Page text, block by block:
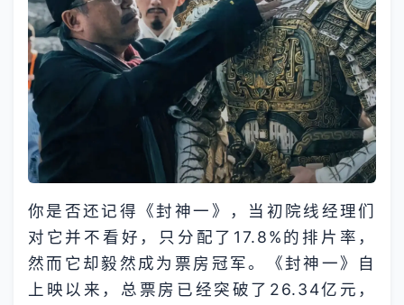
你是否还记得《封神一》，当初院线经理们
对它并不看好，只分配了17.8%的排片率，
然而它却毅然成为票房冠军。《封神一》自
上映以来，总票房已经突破了26.34亿元，